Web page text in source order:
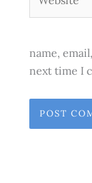
name,
next time I